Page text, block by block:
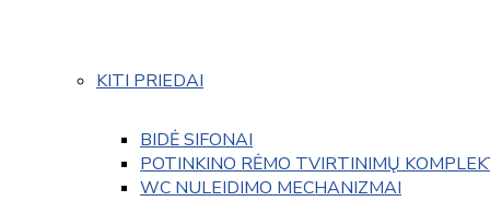
KITI PRIEDAI
BIDĖ SIFONAI
POTINKINO RĖMO TVIRTINIMŲ
WC NULEIDIMO MECHANIZMAI